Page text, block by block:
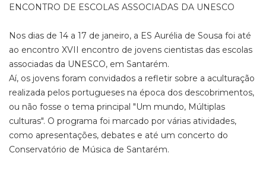
ENCONTRO DE ESCOLAS ASSOCIADAS DA UNESCO
Nos dias de 14 a 17 de janeiro, a ES Aurélia de Sousa foi até
ao encontro XVII encontro de jovens cientistas das escolas
associadas da UNESCO, em Santarém.
Aí, os jovens foram convidados a refletir sobre a aculturação
realizada pelos portugueses na época dos descobrimentos,
ou não fosse o tema principal "Um mundo, Múltiplas
culturas". O programa foi marcado por várias atividades,
como apresentações, debates e até um concerto do
Conservatório de Música de Santarém.